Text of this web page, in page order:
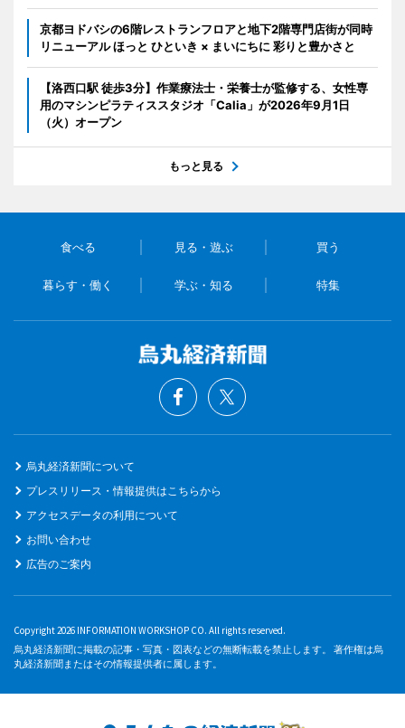
京都ヨドバシの6階レストランフロアと地下2階専門店街が同時
リニューアル ほっと ひといき × まいにちに 彩りと豊かさと
【洛西口駅 徒歩3分】作業療法士・栄養士が監修する、女性専
用のマシンピラティススタジオ「Calia」が2026年9月1日
（火）オープン
もっと見る
食べる 見る・遊ぶ 買う
暮らす・働く 学ぶ・知る 特集
烏丸経済新聞について
プレスリリース・情報提供はこちらから
アクセスデータの利用について
お問い合わせ
広告のご案内
Copyright 2026 INFORMATION WORKSHOP CO. All rights reserved.
烏丸経済新聞に掲載の記事・写真・図表などの無断転載を禁止します。 著作権は烏
丸経済新聞またはその情報提供者に属します。